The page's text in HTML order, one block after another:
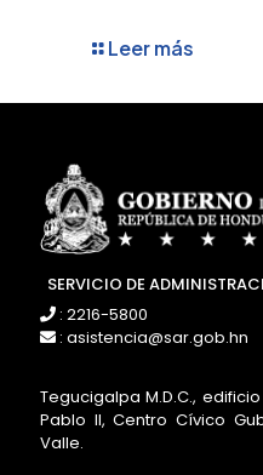
Leer más
SERVICIO DE
: 2216-5800
: asistencia@sar.gob.hn
Tegucigalpa M.D.C.,
Pablo II, Centro Cívico
Valle.